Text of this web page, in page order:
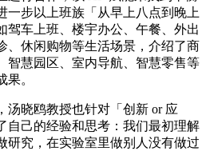
一步以上班族「从早上八点到晚上
驾车上班、楼宇办公、午餐、外出
、休闲购物等生活场景，介绍了商
智慧园区、室内导航、智慧零售等
。
晓鸥教授也针对「创新 or 应
自己的经验和思考：我们最初理解
研究，在实验室里做别人没有做过